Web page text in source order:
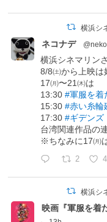
横浜シ
ネコナデ
横浜シネマリン
8/8㈯から上映は
17㈪〜21㈭は
13:30#軍服を着
15:30#赤い糸輪
17:30#ギデンズ
台湾関連作品の
※ちなみに17㈪
2 4
横浜シ
映画『軍服を着